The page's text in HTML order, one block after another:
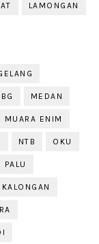
LAMONGAN
MEDAN
MUARA ENIM
NTB OKU
PALU